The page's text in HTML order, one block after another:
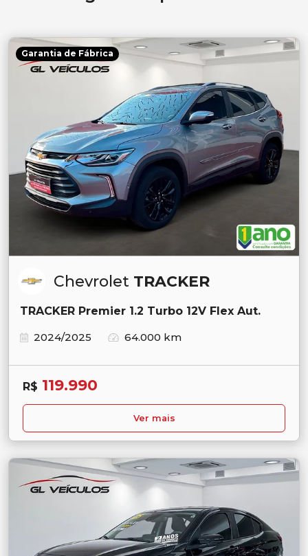
Garantia de Fábrica
Chevrolet TRACKER
TRACKER Premier 1.2 Turbo 12V Flex Aut.
2024/2025
64.000 km
R$ 119.990
Ver mais